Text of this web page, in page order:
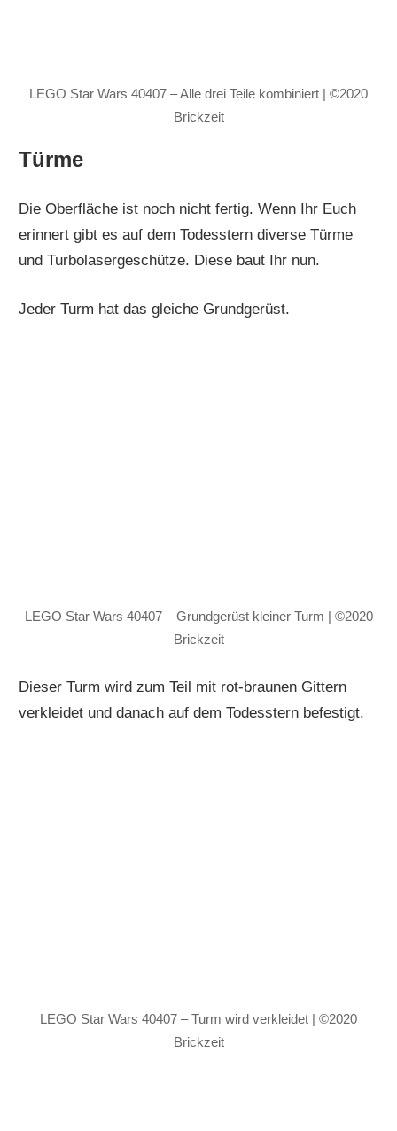
LEGO Star Wars 40407 – Alle drei Teile kombiniert | ©2020
Brickzeit
Türme
Die Oberfläche ist noch nicht fertig. Wenn Ihr Euch
erinnert gibt es auf dem Todesstern diverse Türme
und Turbolasergeschütze. Diese baut Ihr nun.
Jeder Turm hat das gleiche Grundgerüst.
LEGO Star Wars 40407 – Grundgerüst kleiner Turm | ©2020
Brickzeit
Dieser Turm wird zum Teil mit rot-braunen Gittern
verkleidet und danach auf dem Todesstern befestigt.
LEGO Star Wars 40407 – Turm wird verkleidet | ©2020
Brickzeit